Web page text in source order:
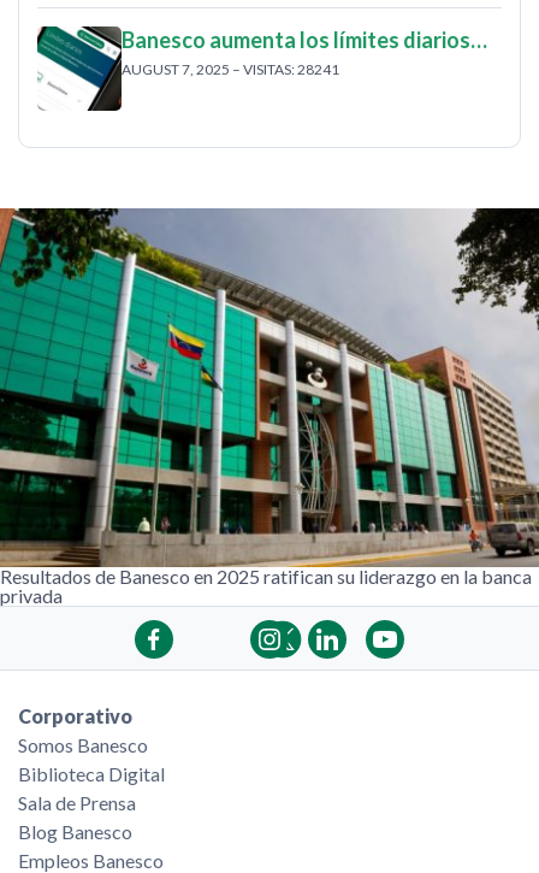
Banesco aumenta los límites diarios…
AUGUST 7, 2025 – VISITAS: 28241
Resultados de Banesco en 2025 ratifican su liderazgo en la banca
privada
Corporativo
Somos Banesco
Biblioteca Digital
Sala de Prensa
Blog Banesco
Empleos Banesco